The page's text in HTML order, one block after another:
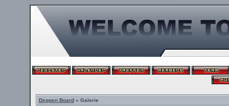
Deppen Board» Galerie